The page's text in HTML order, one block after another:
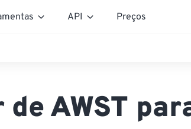
API Preços
AWST